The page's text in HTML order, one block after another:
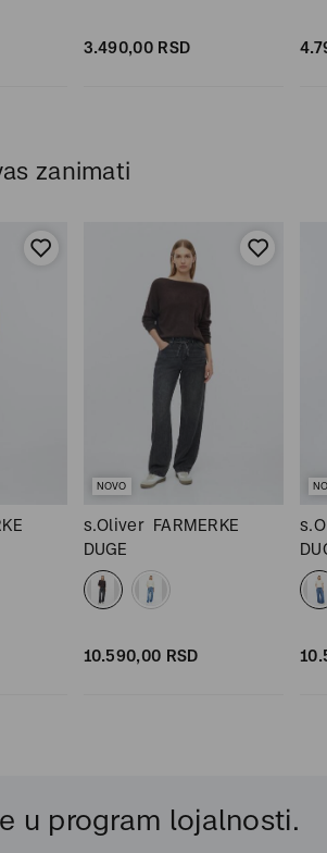
3.490,00 RSD
zanimati
NOVO
s.Oliver FARMERKE
DUGE
10.590,00 RSD
u program lojalnosti.